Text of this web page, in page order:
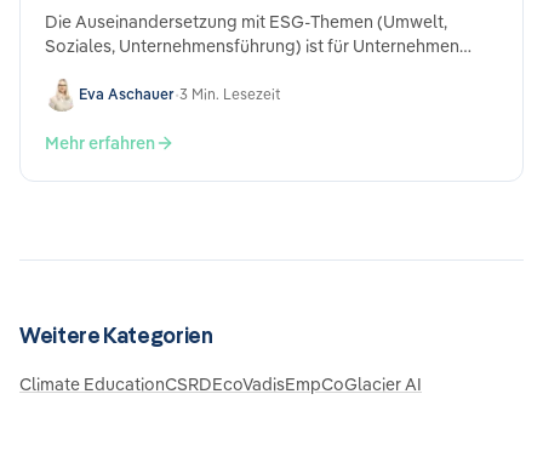
Die Auseinandersetzung mit ESG-Themen (Umwelt,
Soziales, Unternehmensführung) ist für Unternehmen
Nachhaltigkeitsberichterstattung, die sich aus den EU-
Vorschriften der CSRD (Corporate Sustainability
Reporting Directive) und den ESRS (European
Eva Aschauer•3 Min. Lesezeit
Mehr erfahren
Weitere Kategorien
Climate EducationCSRDEcoVadisEmpCoGlacier AI